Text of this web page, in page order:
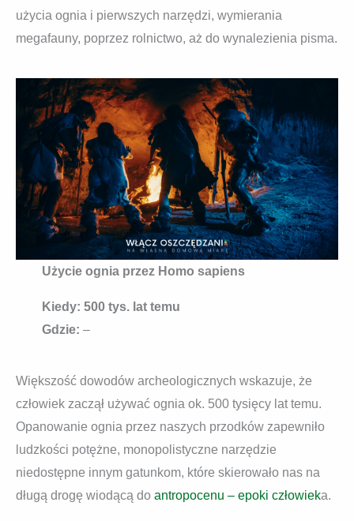
użycia ognia i pierwszych narzędzi, wymierania
megafauny, poprzez rolnictwo, aż do wynalezienia pisma.
Użycie ognia przez Homo sapiens
Kiedy: 500 tys. lat temu
Gdzie: –
Większość dowodów archeologicznych wskazuje, że
człowiek zaczął używać ognia ok. 500 tysięcy lat temu.
Opanowanie ognia przez naszych przodków zapewniło
ludzkości potężne, monopolistyczne narzędzie
niedostępne innym gatunkom, które skierowało nas na
długą drogę wiodącą do antropocenu – epoki człowieka.